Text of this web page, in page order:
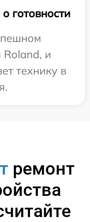
готовности
Roland, и
технику в
ремонт